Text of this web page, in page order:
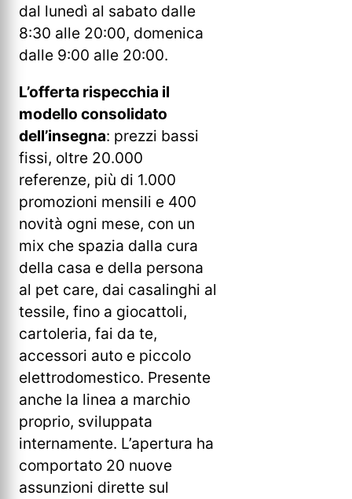
dal lunedì al sabato dalle
8:30 alle 20:00, domenica
dalle 9:00 alle 20:00.
L’offerta rispecchia il
modello consolidato
dell’insegna: prezzi bassi
fissi, oltre 20.000
referenze, più di 1.000
promozioni mensili e 400
novità ogni mese, con un
mix che spazia dalla cura
della casa e della persona
al pet care, dai casalinghi al
tessile, fino a giocattoli,
cartoleria, fai da te,
accessori auto e piccolo
elettrodomestico. Presente
anche la linea a marchio
proprio, sviluppata
internamente. L’apertura ha
comportato 20 nuove
assunzioni dirette sul